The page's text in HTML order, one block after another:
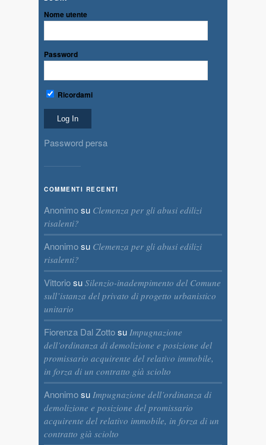
Nome utente
Password
Ricordami
Password persa
COMMENTI RECENTI
Anonimosu Clemenza per gli abusi edilizi
risalenti?
Anonimosu Clemenza per gli abusi edilizi
risalenti?
Vittoriosu Silenzio-inadempimento del Comune
sull’istanza del privato di progetto urbanistico
unitario
Fiorenza Dal Zottosu Impugnazione
dell’ordinanza di demolizione e posizione del
promissario acquirente del relativo immobile,
in forza di un contratto già sciolto
Anonimosu Impugnazione dell’ordinanza di
demolizione e posizione del promissario
acquirente del relativo immobile, in forza di un
contratto già sciolto